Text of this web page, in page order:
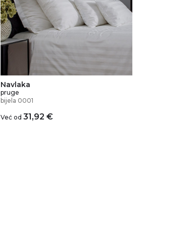
Navlaka
pruge
bijela 0001
Već od 31,92 €